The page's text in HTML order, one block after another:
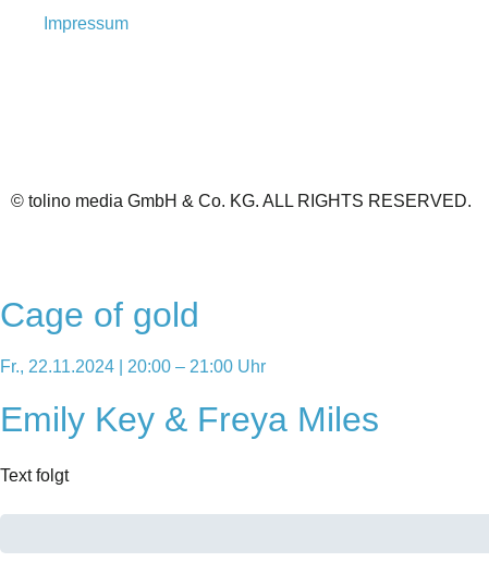
Impressum
© tolino media GmbH & Co. KG. ALL RIGHTS RESERVED.
Cage of gold
Fr., 22.11.2024 | 20:00 – 21:00 Uhr
Emily Key & Freya Miles
Text folgt